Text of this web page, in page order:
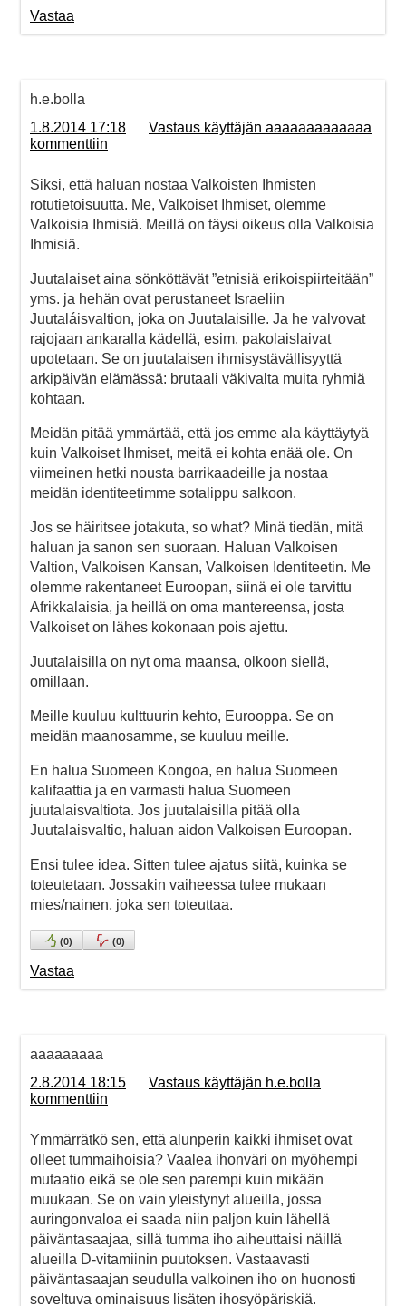
Vastaa
h.e.bolla
1.8.2014 17:18
Vastaus käyttäjän aaaaaaaaaaaaa
kommenttiin
Siksi, että haluan nostaa Valkoisten Ihmisten
rotutietoisuutta. Me, Valkoiset Ihmiset, olemme
Valkoisia Ihmisiä. Meillä on täysi oikeus olla Valkoisia
Ihmisiä.
Juutalaiset aina sönköttävät ”etnisiä erikoispiirteitään”
yms. ja hehän ovat perustaneet Israeliin
Juutaláisvaltion, joka on Juutalaisille. Ja he valvovat
rajojaan ankaralla kädellä, esim. pakolaislaivat
upotetaan. Se on juutalaisen ihmisystävällisyyttä
arkipäivän elämässä: brutaali väkivalta muita ryhmiä
kohtaan.
Meidän pitää ymmärtää, että jos emme ala käyttäytyä
kuin Valkoiset Ihmiset, meitä ei kohta enää ole. On
viimeinen hetki nousta barrikaadeille ja nostaa
meidän identiteetimme sotalippu salkoon.
Jos se häiritsee jotakuta, so what? Minä tiedän, mitä
haluan ja sanon sen suoraan. Haluan Valkoisen
Valtion, Valkoisen Kansan, Valkoisen Identiteetin. Me
olemme rakentaneet Euroopan, siinä ei ole tarvittu
Afrikkalaisia, ja heillä on oma mantereensa, josta
Valkoiset on lähes kokonaan pois ajettu.
Juutalaisilla on nyt oma maansa, olkoon siellä,
omillaan.
Meille kuuluu kulttuurin kehto, Eurooppa. Se on
meidän maanosamme, se kuuluu meille.
En halua Suomeen Kongoa, en halua Suomeen
kalifaattia ja en varmasti halua Suomeen
juutalaisvaltiota. Jos juutalaisilla pitää olla
Juutalaisvaltio, haluan aidon Valkoisen Euroopan.
Ensi tulee idea. Sitten tulee ajatus siitä, kuinka se
toteutetaan. Jossakin vaiheessa tulee mukaan
mies/nainen, joka sen toteuttaa.
(0) (0)
Vastaa
aaaaaaaaa
2.8.2014 18:15
Vastaus käyttäjän h.e.bolla
kommenttiin
Ymmärrätkö sen, että alunperin kaikki ihmiset ovat
olleet tummaihoisia? Vaalea ihonväri on myöhempi
mutaatio eikä se ole sen parempi kuin mikään
muukaan. Se on vain yleistynyt alueilla, jossa
auringonvaloa ei saada niin paljon kuin lähellä
päiväntasaajaa, sillä tumma iho aiheuttaisi näillä
alueilla D-vitamiinin puutoksen. Vastaavasti
päiväntasaajan seudulla valkoinen iho on huonosti
soveltuva ominaisuus lisäten ihosyöpäriskiä.